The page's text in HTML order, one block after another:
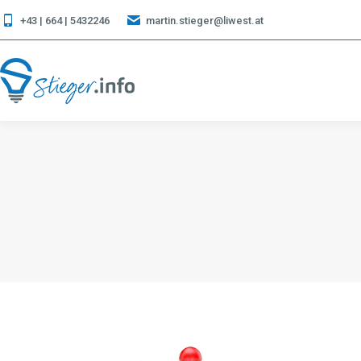
+43 | 664 | 5432246 martin.stieger@liwest.at